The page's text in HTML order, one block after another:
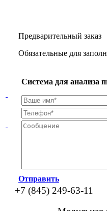
Предварительный заказ
Обязательные для
Система для анализа
Отправить
+7 (845) 249-63-11